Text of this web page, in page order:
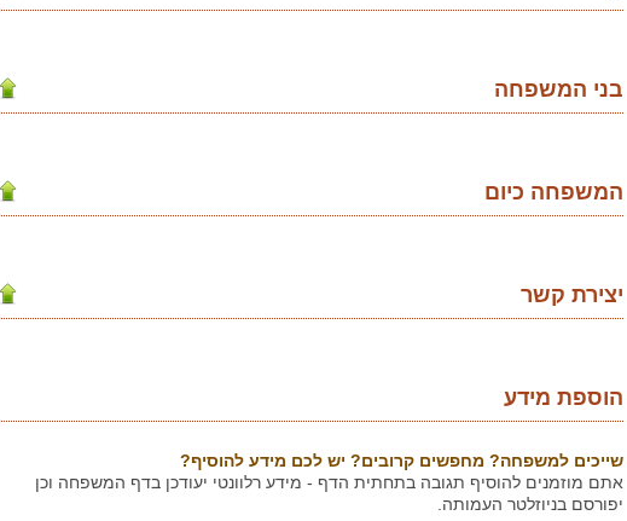
בני המשפחה
המשפחה כיום
יצירת קשר
הוספת מידע
שייכים למשפחה? מחפשים קרובים? יש לכם מידע להוסיף?
אתם מוזמנים להוסיף תגובה בתחתית הדף - מידע רלוונטי יעודכן בדף המשפחה וכן
יפורסם בניוזלטר העמותה.